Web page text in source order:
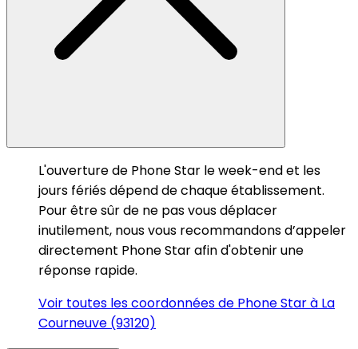
L'ouverture de Phone Star le week-end et les
jours fériés dépend de chaque établissement.
Pour être sûr de ne pas vous déplacer
inutilement, nous vous recommandons d’appeler
directement Phone Star afin d'obtenir une
réponse rapide.
Voir toutes les coordonnées de Phone Star à La
Courneuve (93120)